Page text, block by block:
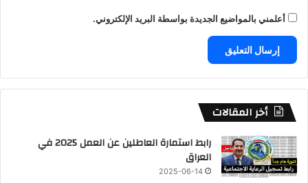
أعلمني بالمواضيع الجديدة بواسطة البريد الإلكتروني.
أخر المقالات
رابط استمارة العاطلين عن العمل 2025 في
العراق
2025-06-14